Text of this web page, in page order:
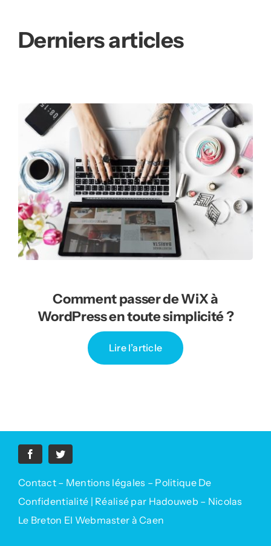
Derniers articles
Comment passer de WiX à
WordPress en toute simplicité ?
Lire l’article
Contact– Mentions légales – Politique De
Confidentialité | Réalisé par Hadouweb – Nicolas
Le Breton EI Webmaster à Caen